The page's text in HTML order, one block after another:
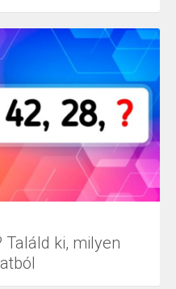
Találd ki, milyen